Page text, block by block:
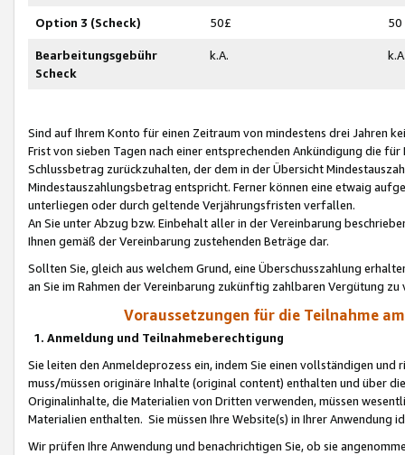
Option 3 (Scheck) 50£ 50
Bearbeitungsgebühr
Scheck
k.A.
Sind auf Ihrem Konto für einen Zeitraum von mindestens drei Jahren
Frist von sieben Tagen nach einer entsprechenden Ankündigung die
Schlussbetrag zurückzuhalten, der dem in der Übersicht
Mindestauszahlungsbetrag entspricht. Ferner können eine etwaig
unterliegen oder durch geltende Verjährungsfristen verfallen.
An Sie unter Abzug bzw. Einbehalt aller in der Vereinbarung
Ihnen gemäß der Vereinbarung zustehenden Beträge dar.
Sollten Sie, gleich aus welchem Grund, eine Überschusszahlung
an Sie im Rahmen der Vereinbarung zukünftig zahlbaren Vergütung zu
Voraussetzungen für die Teilnahme
1. Anmeldung und Teilnahmeberechtigung
Sie leiten den Anmeldeprozess ein, indem Sie einen vollständigen
muss/müssen originäre Inhalte (original content) enthalten und über
Originalinhalte, die Materialien von Dritten verwenden, müssen
Materialien enthalten. Sie müssen Ihre Website(s) in Ihrer Anwendung
Wir prüfen Ihre Anwendung und benachrichtigen Sie, ob sie